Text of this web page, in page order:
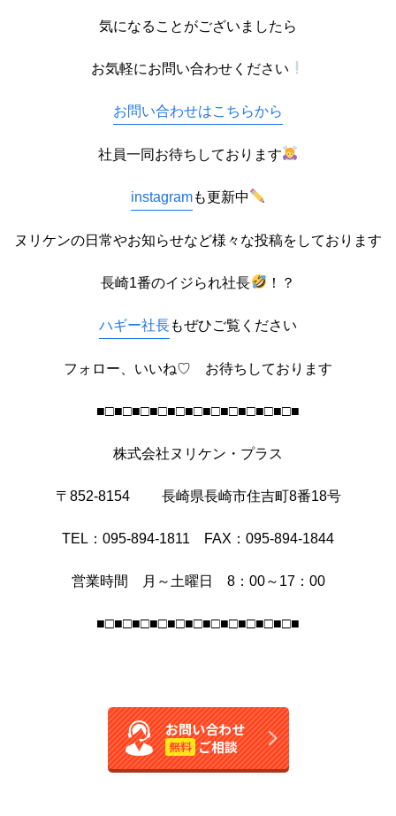
気になることがございましたら
お気軽にお問い合わせください
お問い合わせはこちらから
社員一同お待ちしております
instagramも更新中
ヌリケンの日常やお知らせなど様々な投稿をしております
長崎1番のイジられ社長 ！？
ハギー社長もぜひご覧ください
フォロー、いいね♡ お待ちしております
■□■□■□■□■□■□■□■□■□■□■□■
株式会社ヌリケン・プラス
〒852-8154 長崎県長崎市住吉町8番18号
TEL：095-894-1811 FAX：095-894-1844
営業時間 月～土曜日 8：00～17：00
■□■□■□■□■□■□■□■□■□■□■□■
お問い合わせ
無料 ご相談